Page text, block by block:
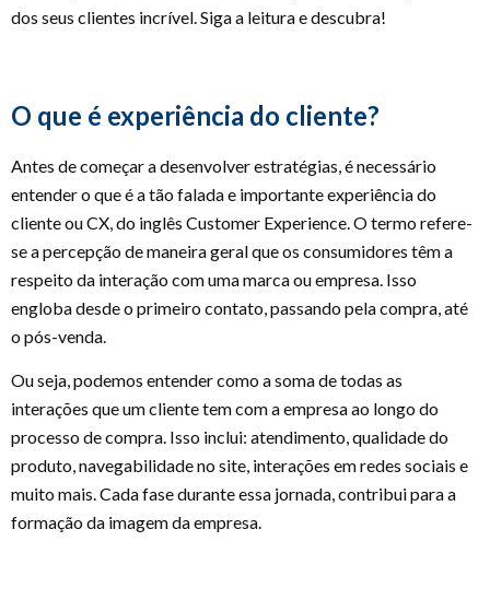
dos seus clientes incrível. Siga a leitura e descubra!
O que é experiência do cliente?
Antes de começar a desenvolver estratégias, é necessário
entender o que é a tão falada e importante experiência do
cliente ou CX, do inglês Customer Experience. O termo refere-
se a percepção de maneira geral que os consumidores têm a
respeito da interação com uma marca ou empresa. Isso
engloba desde o primeiro contato, passando pela compra, até
o pós-venda.
Ou seja, podemos entender como a soma de todas as
interações que um cliente tem com a empresa ao longo do
processo de compra. Isso inclui: atendimento, qualidade do
produto, navegabilidade no site, interações em redes sociais e
muito mais. Cada fase durante essa jornada, contribui para a
formação da imagem da empresa.